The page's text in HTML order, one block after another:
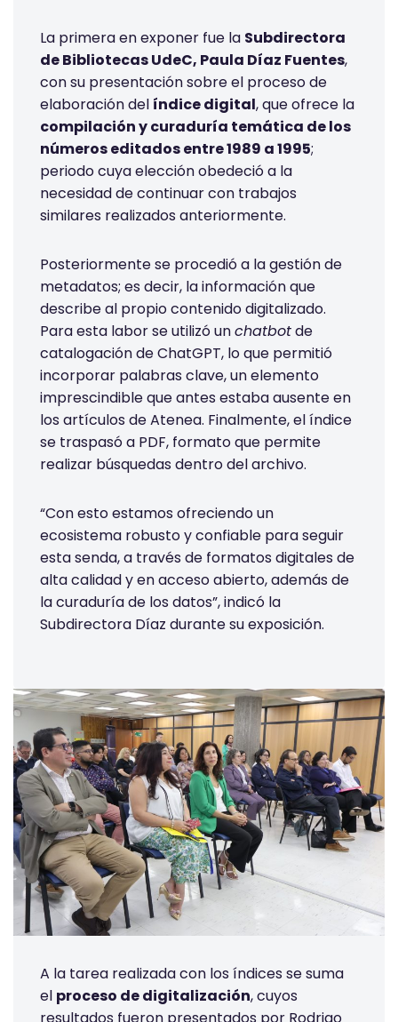
La primera en exponer fue la Subdirectora
de Bibliotecas UdeC, Paula Díaz Fuentes,
con su presentación sobre el proceso de
elaboración del índice digital, que ofrece la
compilación y curaduría temática de los
números editados entre 1989 a 1995;
periodo cuya elección obedeció a la
necesidad de continuar con trabajos
similares realizados anteriormente.
Posteriormente se procedió a la gestión de
metadatos; es decir, la información que
describe al propio contenido digitalizado.
Para esta labor se utilizó unchatbotde
catalogación de ChatGPT, lo que permitió
incorporar palabras clave, un elemento
imprescindible que antes estaba ausente en
los artículos de Atenea. Finalmente, el índice
se traspasó a PDF, formato que permite
realizar búsquedas dentro del archivo.
“Con esto estamos ofreciendo un
ecosistema robusto y confiable para seguir
esta senda, a través de formatos digitales de
alta calidad y en acceso abierto, además de
la curaduría de los datos”, indicó la
Subdirectora Díaz durante su exposición.
A la tarea realizada con los índices se suma
el proceso de digitalización, cuyos